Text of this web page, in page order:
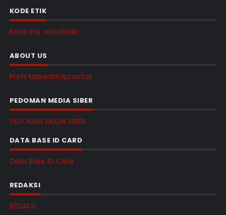
KODE ETIK
Kode Etik Jurnalistik
ABOUT US
Profil MajalahKriptantus
PEDOMAN MEDIA SIBER
PEDOMAN MEDIA SIBER
DATA BASE ID CARD
Data Base ID Card
REDAKSI
REDAKSI